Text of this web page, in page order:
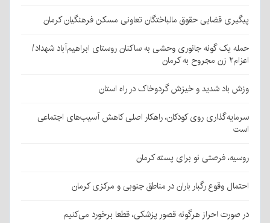
پیگیری قضایی حقوق مالباختگان تعاونی مسکن فرهنگیان کرمان
حمله یک گونه جانوری وحشی به ساکنان روستای ابراهیم‌آباد شهداد/
اعزام۲ زن مجروح به کرمان
وزش باد شدید و خیزش گردوخاک در راه استان
سرمایه‌گذاری روی کودکان، راهکار اصلی کاهش آسیب‌های اجتماعی
است
روسیه، فرصتی نو برای پسته کرمان
احتمال وقوع رگبار باران در مناطق جنوبی و مرکزی کرمان
در صورت احراز هرگونه قصور پزشکی، قطعا برخورد می‌کنیم